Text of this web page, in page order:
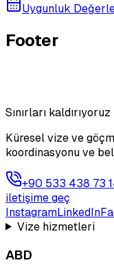
Uygunluk
Footer
Sınırları kaldırıyoruz
Küresel vize ve
koordinasyonu ve
+90 533 438 73
iletişime geç
InstagramLinkedIn
Vize hizmetleri
ABD